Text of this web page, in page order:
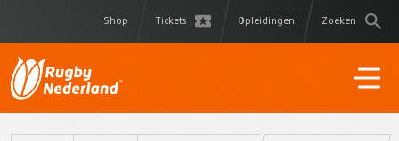
Shop Tickets Opleidingen Zoeken